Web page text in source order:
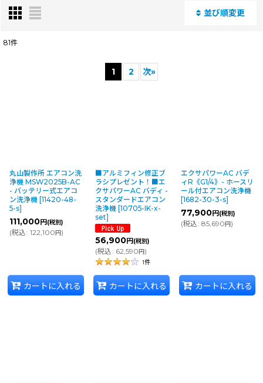
並び順変更
81件
1 2 次»
丸山製作所 エアコン洗
浄機 MSW2025B-AC
- バッテリー式エアコ
ン洗浄機 [11420-48-
5-s]
111,000円(税別)
(税込: 122,100円)
カートに入れる
■アルミフィン修正ブ
ラシプレゼント！■エ
クサパワーAC バディ -
スタンダードエアコン
洗浄機 [10705-IK-x-
set]
56,900円 (税別)
(税込: 62,590円)
1件
カートに入れる
エクサパワーAC バデ
ィR《G1/4》- ホースリ
ール付エアコン洗浄機
[1682-30-3-s]
77,900円(税別)
(税込: 85,690円)
カートに入れる